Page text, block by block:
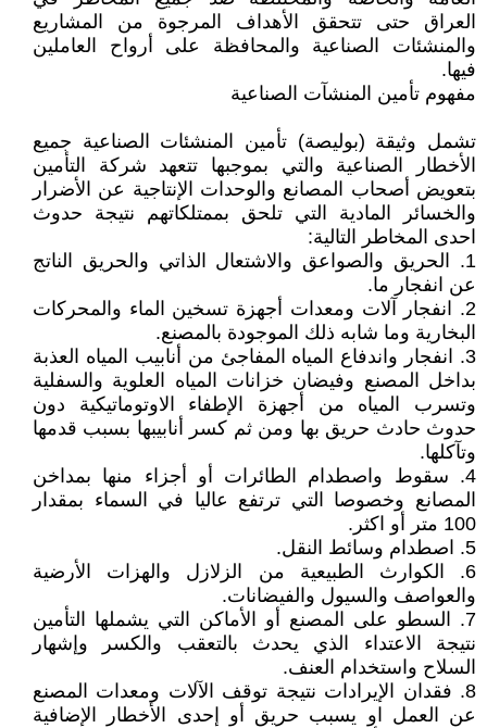
العراق حتى تتحقق الأهداف المرجوة من المشاريع
والمنشئات الصناعية والمحافظة على أرواح العاملين
فيها.
مفهوم تأمين المنشآت الصناعية
تشمل وثيقة (بوليصة) تأمين المنشئات الصناعية جميع
الأخطار الصناعية والتي بموجبها تتعهد شركة التأمين
بتعويض أصحاب المصانع والوحدات الإنتاجية عن الأضرار
والخسائر المادية التي تلحق بممتلكاتهم نتيجة حدوث
احدى المخاطر التالية:
1. الحريق والصواعق والاشتعال الذاتي والحريق الناتج
عن انفجار ما.
2. انفجار آلات ومعدات أجهزة تسخين الماء والمحركات
البخارية وما شابه ذلك الموجودة بالمصنع.
3. انفجار واندفاع المياه المفاجئ من أنابيب المياه العذبة
بداخل المصنع وفيضان خزانات المياه العلوية والسفلية
وتسرب المياه من أجهزة الإطفاء الاوتوماتيكية دون
حدوث حادث حريق بها ومن ثم كسر أنابيبها بسبب قدمها
وتآكلها.
4. سقوط واصطدام الطائرات أو أجزاء منها بمداخن
المصانع وخصوصا التي ترتفع عاليا في السماء بمقدار
100 متر أو اكثر.
5. اصطدام وسائط النقل.
6. الكوارث الطبيعية من الزلازل والهزات الأرضية
والعواصف والسيول والفيضانات.
7. السطو على المصنع أو الأماكن التي يشملها التأمين
نتيجة الاعتداء الذي يحدث بالتعقب والكسر وإشهار
السلاح واستخدام العنف.
8. فقدان الإيرادات نتيجة توقف الآلات ومعدات المصنع
عن العمل او يسبب حريق أو إحدى الأخطار الإضافية